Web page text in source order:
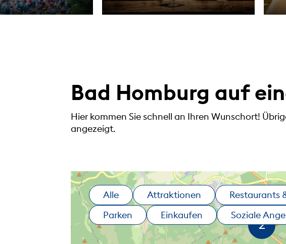
Bad Homburg auf
Hier kommen Sie schnell an Ihren Wunschort!
angezeigt.
Alle Attraktionen Restaurants
Parken
Einkaufen Soziale